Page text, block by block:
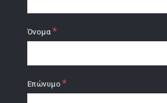
Όνομα *
Επώνυμο *